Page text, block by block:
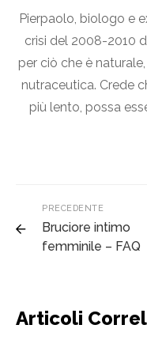
Pierpaolo, biologo e
crisi del 2008-2010
per ciò che è
nutraceutica. Crede
più lento, possa
PRECEDENTE
Bruciore intimo
femminile – FAQ
Articoli